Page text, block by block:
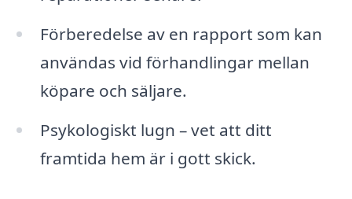
Förberedelse av en rapport som kan
användas vid förhandlingar mellan
köpare och säljare.
Psykologiskt lugn – vet att ditt
framtida hem är i gott skick.